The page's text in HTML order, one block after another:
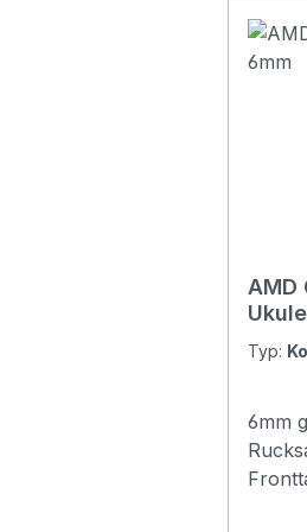
AMD
Typ:
6mm